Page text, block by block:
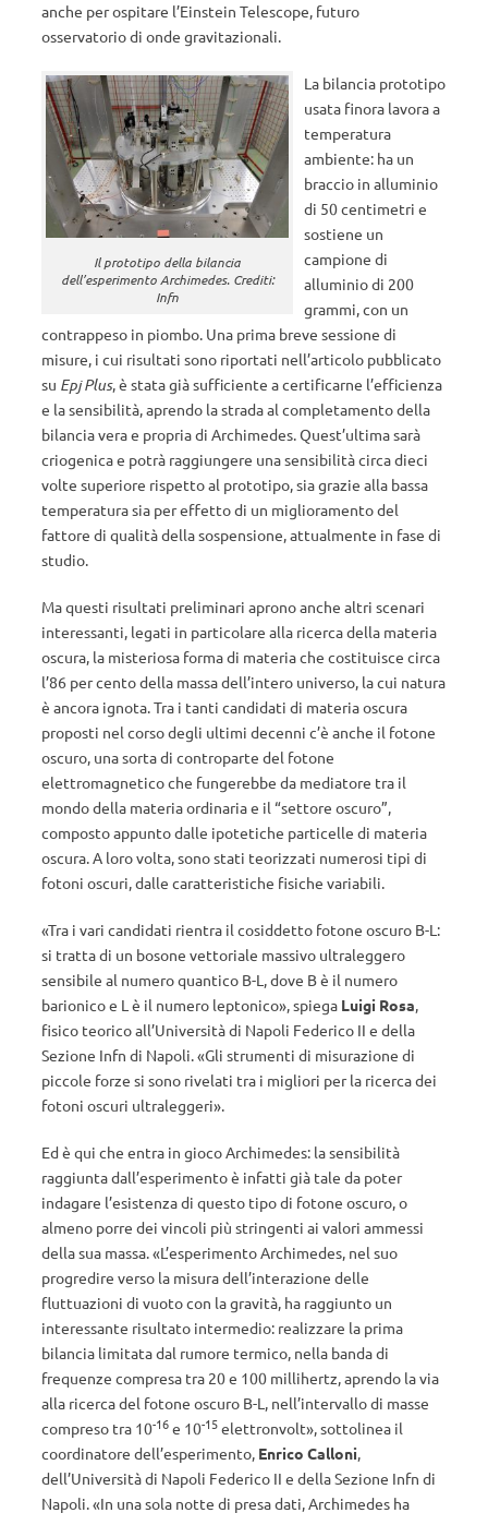
anche per ospitare l’Einstein Telescope, futuro
osservatorio di onde gravitazionali.
Il prototipo della bilancia
dell’esperimento Archimedes. Crediti:
Infn
La bilancia prototipo
usata finora lavora a
temperatura
ambiente: ha un
braccio in alluminio
di 50 centimetri e
sostiene un
campione di
alluminio di 200
grammi, con un
contrappeso in piombo. Una prima breve sessione di
misure, i cui risultati sono riportati nell’articolo pubblicato
su Epj Plus, è stata già sufficiente a certificarne l’efficienza
e la sensibilità, aprendo la strada al completamento della
bilancia vera e propria di Archimedes. Quest’ultima sarà
criogenica e potrà raggiungere una sensibilità circa dieci
volte superiore rispetto al prototipo, sia grazie alla bassa
temperatura sia per effetto di un miglioramento del
fattore di qualità della sospensione, attualmente in fase di
studio.
Ma questi risultati preliminari aprono anche altri scenari
interessanti, legati in particolare alla ricerca della materia
oscura, la misteriosa forma di materia che costituisce circa
l’86 per cento della massa dell’intero universo, la cui natura
è ancora ignota. Tra i tanti candidati di materia oscura
proposti nel corso degli ultimi decenni c’è anche il fotone
oscuro, una sorta di controparte del fotone
elettromagnetico che fungerebbe da mediatore tra il
mondo della materia ordinaria e il “settore oscuro”,
composto appunto dalle ipotetiche particelle di materia
oscura. A loro volta, sono stati teorizzati numerosi tipi di
fotoni oscuri, dalle caratteristiche fisiche variabili.
«Tra i vari candidati rientra il cosiddetto fotone oscuro B-L:
si tratta di un bosone vettoriale massivo ultraleggero
sensibile al numero quantico B-L, dove B è il numero
barionico e L è il numero leptonico», spiega Luigi Rosa,
fisico teorico all’Università di Napoli Federico II e della
Sezione Infn di Napoli. «Gli strumenti di misurazione di
piccole forze si sono rivelati tra i migliori per la ricerca dei
fotoni oscuri ultraleggeri».
Ed è qui che entra in gioco Archimedes: la sensibilità
raggiunta dall’esperimento è infatti già tale da poter
indagare l’esistenza di questo tipo di fotone oscuro, o
almeno porre dei vincoli più stringenti ai valori ammessi
della sua massa. «L’esperimento Archimedes, nel suo
progredire verso la misura dell’interazione delle
fluttuazioni di vuoto con la gravità, ha raggiunto un
interessante risultato intermedio: realizzare la prima
bilancia limitata dal rumore termico, nella banda di
frequenze compresa tra 20 e 100 millihertz, aprendo la via
alla ricerca del fotone oscuro B-L, nell’intervallo di masse
compreso tra 10-16e 10-15elettronvolt», sottolinea il
coordinatore dell’esperimento, Enrico Calloni,
dell’Università di Napoli Federico II e della Sezione Infn di
Napoli. «In una sola notte di presa dati, Archimedes ha